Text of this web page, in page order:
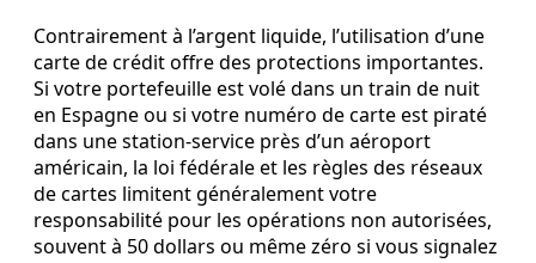
Contrairement à l’argent liquide, l’utilisation d’une
carte de crédit offre des protections importantes.
Si votre portefeuille est volé dans un train de nuit
en Espagne ou si votre numéro de carte est piraté
dans une station‑service près d’un aéroport
américain, la loi fédérale et les règles des réseaux
de cartes limitent généralement votre
responsabilité pour les opérations non autorisées,
souvent à 50 dollars ou même zéro si vous signalez